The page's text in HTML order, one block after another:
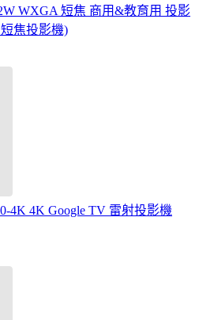
WXGA 短焦 商用&教育用 投影
焦投影機)
4K 4K Google TV 雷射投影機